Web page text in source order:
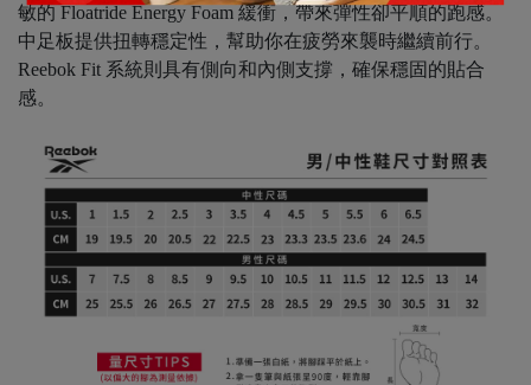
敏的 Floatride Energy Foam 緩衝，帶來彈性卻平順的跑感。
中足板提供扭轉穩定性，幫助你在疲勞來襲時繼續前行。
Reebok Fit 系統則具有側向和內側支撐，確保穩固的貼合
感。